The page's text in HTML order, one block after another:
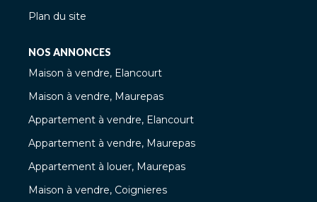
Plan du site
NOS ANNONCES
Maison à vendre, Elancourt
Maison à vendre, Maurepas
Appartement à vendre, Elancourt
Appartement à vendre, Maurepas
Appartement à louer, Maurepas
Maison à vendre, Coignieres